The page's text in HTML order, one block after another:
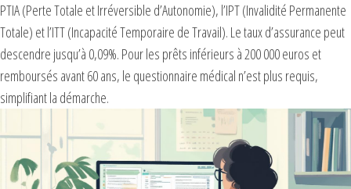
PTIA (Perte Totale et Irréversible d’Autonomie), l’IPT (Invalidité Permanente
Totale) et l’ITT (Incapacité Temporaire de Travail). Le taux d’assurance peut
descendre jusqu’à 0,09%. Pour les prêts inférieurs à 200 000 euros et
remboursés avant 60 ans, le questionnaire médical n’est plus requis,
simplifiant la démarche.